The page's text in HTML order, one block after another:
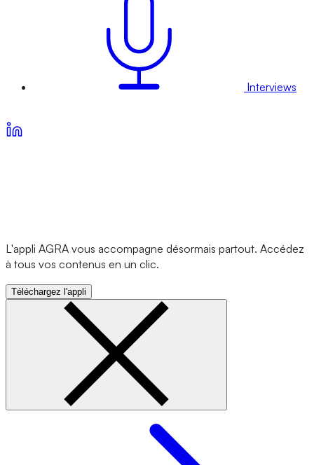
Interviews
L'appli AGRA vous accompagne désormais partout. Accédez
à tous vos contenus en un clic.
Téléchargez l'appli